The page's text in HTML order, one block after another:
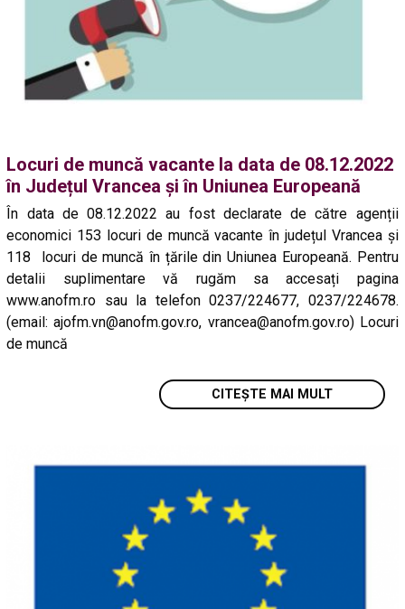
Locuri de muncă vacante la data de 08.12.2022
în Județul Vrancea și în Uniunea Europeană
În data de 08.12.2022 au fost declarate de către agenții
economici 153 locuri de muncă vacante în județul Vrancea și
118 locuri de muncă în țările din Uniunea Europeană. Pentru
detalii suplimentare vă rugăm sa accesați pagina
www.anofm.ro sau la telefon 0237/224677, 0237/224678.
(email: ajofm.vn@anofm.gov.ro, vrancea@anofm.gov.ro) Locuri
de muncă
CITEȘTE MAI MULT